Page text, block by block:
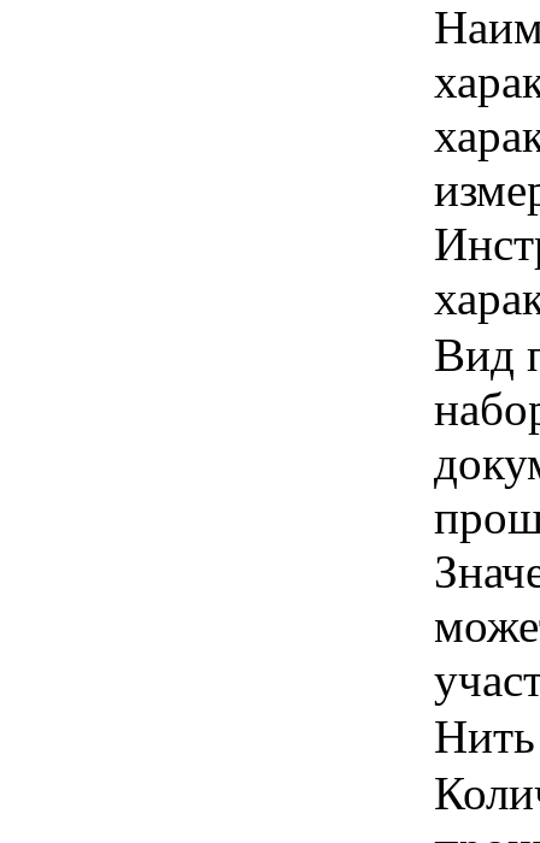
Вид